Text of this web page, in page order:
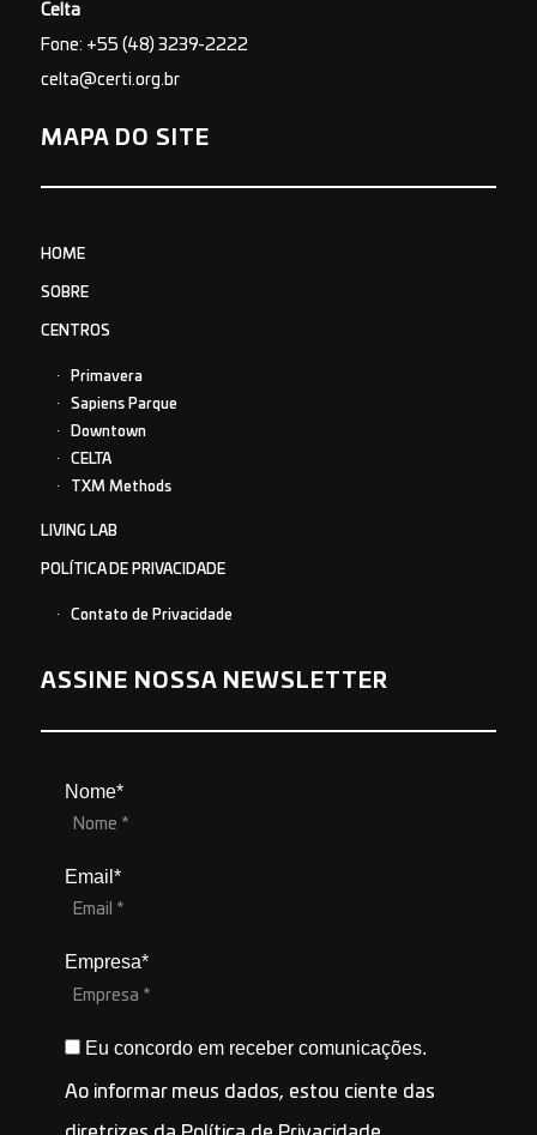
Celta
Fone: +55 (48) 3239-2222
celta@certi.org.br
MAPA DO SITE
HOME
SOBRE
CENTROS
Primavera
Sapiens Parque
Downtown
CELTA
TXM Methods
LIVING LAB
POLÍTICA DE PRIVACIDADE
Contato de Privacidade
ASSINE NOSSA NEWSLETTER
Nome*
Email*
Empresa*
Eu concordo em receber comunicações.
Ao informar meus dados, estou ciente das